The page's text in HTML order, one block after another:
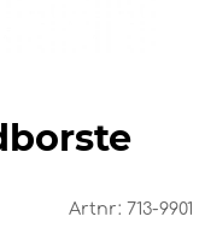
Artnr: 713-9901